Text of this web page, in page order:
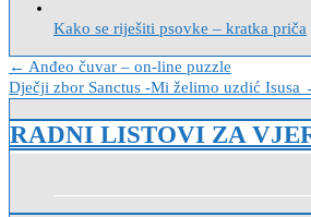
Kako se riješiti psovke – kratka priča
Navigacija
objava
← Anđeo čuvar – on-line puzzle
Dječji zbor Sanctus -Mi želimo uzdić Isusa
RADNI LISTOVI ZA